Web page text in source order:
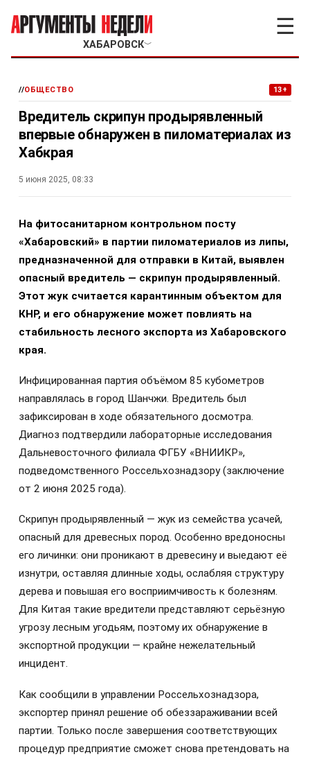
ХАБАРОВСК﹀
☰
//ОБЩЕСТВО 13+
Вредитель скрипун продырявленный
впервые обнаружен в пиломатериалах из
Хабкрая
5 июня 2025, 08:33
На фитосанитарном контрольном посту
«Хабаровский» в партии пиломатериалов из липы,
предназначенной для отправки в Китай, выявлен
опасный вредитель — скрипун продырявленный.
Этот жук считается карантинным объектом для
КНР, и его обнаружение может повлиять на
стабильность лесного экспорта из Хабаровского
края.
Инфицированная партия объёмом 85 кубометров
направлялась в город Шанчжи. Вредитель был
зафиксирован в ходе обязательного досмотра.
Диагноз подтвердили лабораторные исследования
Дальневосточного филиала ФГБУ «ВНИИКР»,
подведомственного Россельхознадзору (заключение
от 2 июня 2025 года).
Скрипун продырявленный — жук из семейства усачей,
опасный для древесных пород. Особенно вредоносны
его личинки: они проникают в древесину и выедают её
изнутри, оставляя длинные ходы, ослабляя структуру
дерева и повышая его восприимчивость к болезням.
Для Китая такие вредители представляют серьёзную
угрозу лесным угодьям, поэтому их обнаружение в
экспортной продукции — крайне нежелательный
инцидент.
Как сообщили в управлении Россельхознадзора,
экспортер принял решение об обеззараживании всей
партии. Только после завершения соответствующих
процедур предприятие сможет снова претендовать на